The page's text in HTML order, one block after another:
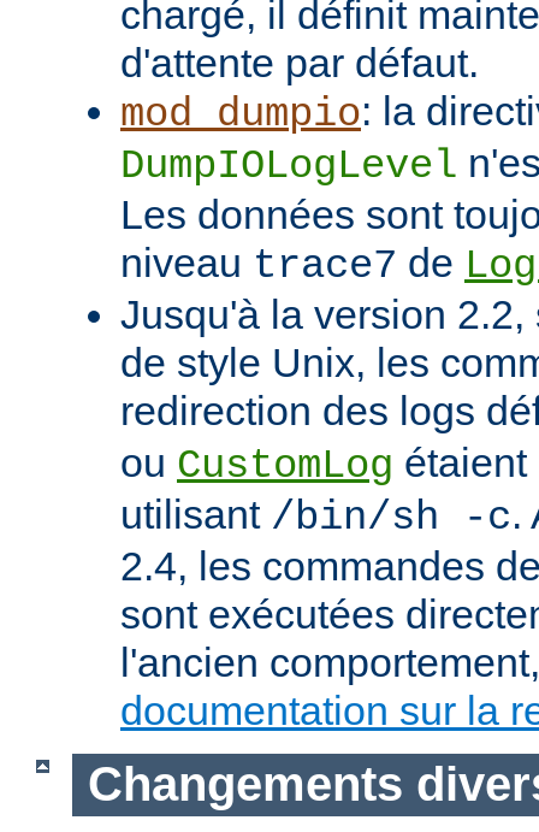
chargé, il définit
d'attente par défaut.
mod_dumpio: la
DumpIOLogLevel
Les données sont
niveau trace7 de
Jusqu'à la version
de style Unix, les
redirection des logs
ou CustomLog étaient
utilisant /bin/sh -c.
2.4, les commandes
sont exécutées
l'ancien
documentation sur la
Changements